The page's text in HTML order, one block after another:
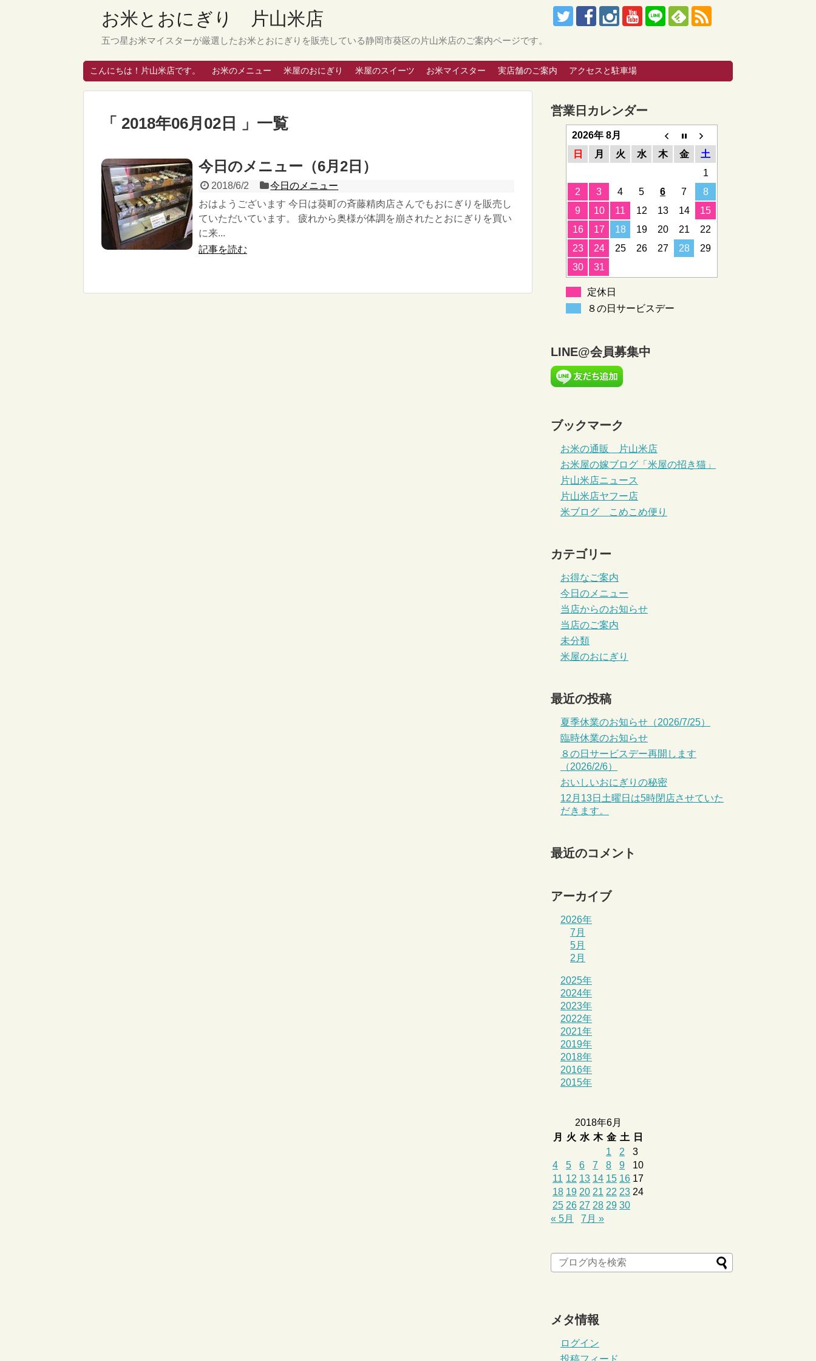
お米とおにぎり 片山米店
五つ星お米マイスターが厳選したお米とおにぎりを販売している静岡市葵区の片山米店のご案内ページです。
こんにちは！片山米店です。 お米のメニュー 米屋のおにぎり 米屋のスイーツ お米マイスター 実店舗のご案内 アクセスと駐車場
「 2018年06月02日 」一覧
今日のメニュー（6月2日）
2018/6/2
今日のメニュー
おはようございます 今日は葵町の斉藤精肉店さんでもおにぎりを販売し
ていただいています。 疲れから奥様が体調を崩されたとおにぎりを買い
に来...
記事を読む
営業日カレンダー
2026年 8月
日
月 火 水 木 金
土
1
2
3 4 5 6 7
8
9
10 11 12 13 14
15
16
17 18 19 20 21
22
23
24 25 26 27 28
29
30
31
定休日
８の日サービスデー
LINE@会員募集中
ブックマーク
お米の通販 片山米店
お米屋の嫁ブログ「米屋の招き猫」
片山米店ニュース
片山米店ヤフー店
米ブログ こめこめ便り
カテゴリー
お得なご案内
今日のメニュー
当店からのお知らせ
当店のご案内
未分類
米屋のおにぎり
最近の投稿
夏季休業のお知らせ（2026/7/25）
臨時休業のお知らせ
８の日サービスデー再開します
（2026/2/6）
おいしいおにぎりの秘密
12月13日土曜日は5時閉店させていた
だきます。
最近のコメント
アーカイブ
2026年
7月
5月
2月
2025年
2024年
2023年
2022年
2021年
2019年
2018年
2016年
2015年
2018年6月
月
火 水 木 金 土
日
1
2
3
4
5 6 7 8 9
10
11 12 13 14 15 16 17
18 19 20 21 22 23 24
25 26 27 28 29 30
« 5月
7月 »
メタ情報
ログイン
投稿フィード